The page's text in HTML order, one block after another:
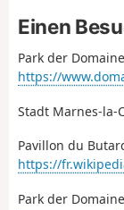
Einen
Park der
https://
Stadt Marnes-la-
Pavillon du
https://
Park der